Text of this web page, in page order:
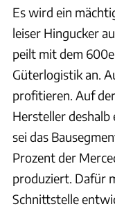
Es wird ein
leiser Hingucker
peilt mit dem
Güterlogistik an.
profitieren. Auf
Hersteller
sei das
Prozent der
produziert. Dafür
Schnittstelle